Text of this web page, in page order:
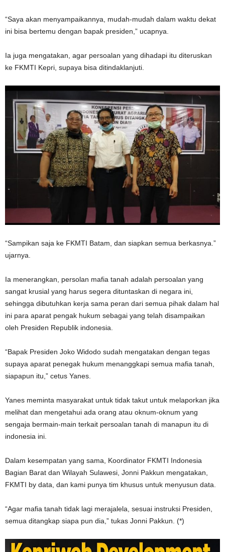
“Saya akan menyampaikannya, mudah-mudah dalam waktu dekat
ini bisa bertemu dengan bapak presiden,” ucapnya.
Ia juga mengatakan, agar persoalan yang dihadapi itu diteruskan
ke FKMTI Kepri, supaya bisa ditindaklanjuti.
“Sampikan saja ke FKMTI Batam, dan siapkan semua berkasnya.”
ujarnya.
Ia menerangkan, persolan mafia tanah adalah persoalan yang
sangat krusial yang harus segera dituntaskan di negara ini,
sehingga dibutuhkan kerja sama peran dari semua pihak dalam hal
ini para aparat pengak hukum sebagai yang telah disampaikan
oleh Presiden Republik indonesia.
“Bapak Presiden Joko Widodo sudah mengatakan dengan tegas
supaya aparat penegak hukum menanggkapi semua mafia tanah,
siapapun itu,” cetus Yanes.
Yanes meminta masyarakat untuk tidak takut untuk melaporkan jika
melihat dan mengetahui ada orang atau oknum-oknum yang
sengaja bermain-main terkait persoalan tanah di manapun itu di
indonesia ini.
Dalam kesempatan yang sama, Koordinator FKMTI Indonesia
Bagian Barat dan Wilayah Sulawesi, Jonni Pakkun mengatakan,
FKMTI by data, dan kami punya tim khusus untuk menyusun data.
“Agar mafia tanah tidak lagi merajalela, sesuai instruksi Presiden,
semua ditangkap siapa pun dia,” tukas Jonni Pakkun. (*)